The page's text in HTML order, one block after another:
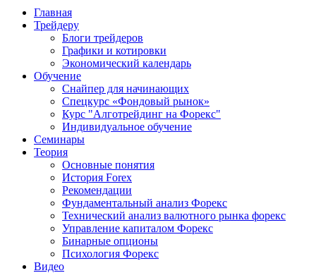
Главная
Трейдеру
Блоги трейдеров
Графики и котировки
Экономический календарь
Обучение
Снайпер для начинающих
Спецкурс «Фондовый рынок»
Курс "Алготрейдинг на Форекс"
Индивидуальное обучение
Семинары
Теория
Основные понятия
История Forex
Рекомендации
Фундаментальный анализ Форекс
Технический анализ валютного рынка форекс
Управление капиталом Форекс
Бинарные опционы
Психология Форекс
Видео